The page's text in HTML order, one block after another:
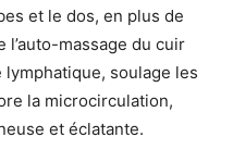
et le dos, en plus de
massage du cuir
soulage les
la microcirculation,
et éclatante.